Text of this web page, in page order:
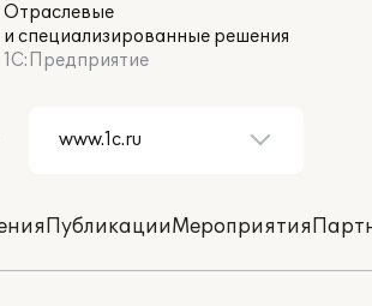
Отраслевые
и специализированные решения
1С:Предприятие
ПубликацииМероприятия